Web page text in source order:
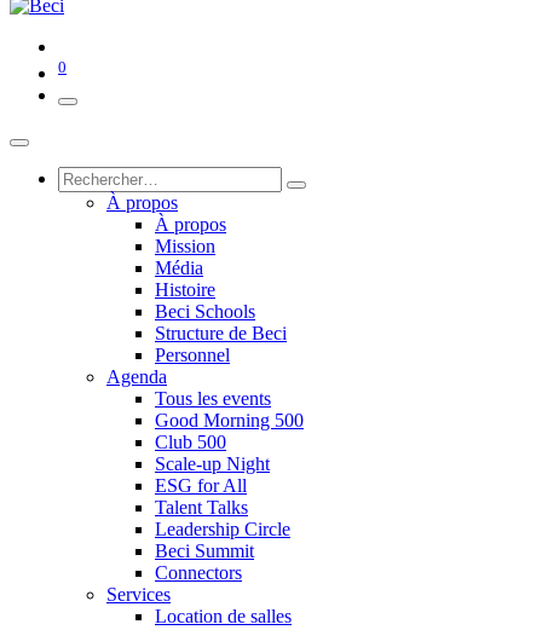
0
À propos
À propos
Mission
Média
Histoire
Beci Schools
Structure de Beci
Personnel
Agenda
Tous les events
Good Morning 500
Club 500
Scale-up Night
ESG for All
Talent Talks
Leadership Circle
Beci Summit
Connectors
Services
Location de salles